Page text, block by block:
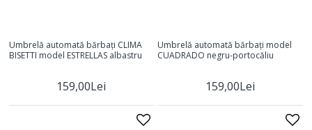
Umbrelă automată bărbați CLIMA
BISETTI model ESTRELLAS albastru
159,00Lei
Umbrelă automată bărbați model
CUADRADO negru-portocăliu
159,00Lei